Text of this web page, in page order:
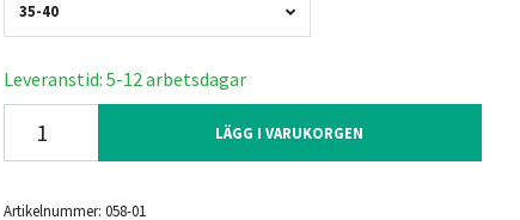
35-40
Leveranstid: 5-12 arbetsdagar
LÄGG I VARUKORGEN
Artikelnummer: 058-01